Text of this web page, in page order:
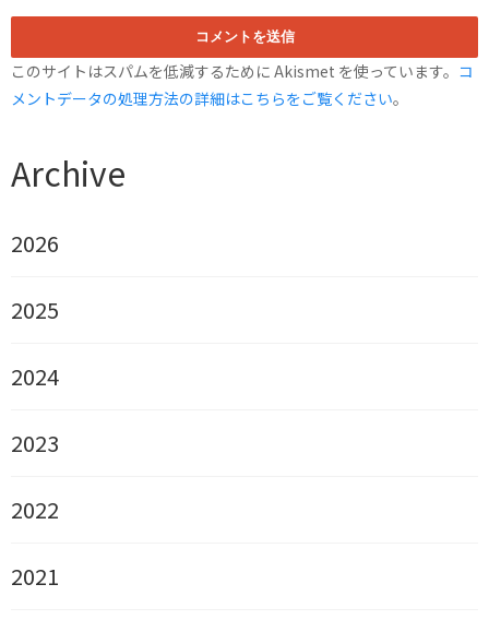
このサイトはスパムを低減するために Akismet を使っています。 コ
メントデータの処理方法の詳細はこちらをご覧ください。
Archive
2026
2025
2024
2023
2022
2021